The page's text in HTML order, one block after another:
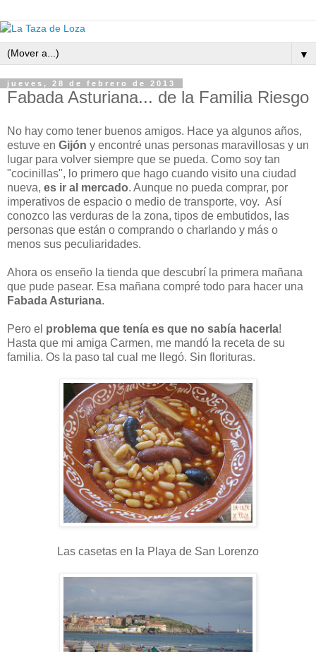
▼
jueves, 28 de febrero de 2013
Fabada Asturiana... de la Familia Riesgo
No hay como tener buenos amigos. Hace ya algunos años,
estuve en Gijón y encontré unas personas maravillosas y un
lugar para volver siempre que se pueda. Como soy tan
"cocinillas", lo primero que hago cuando visito una ciudad
nueva, es ir al mercado. Aunque no pueda comprar, por
imperativos de espacio o medio de transporte, voy. Así
conozco las verduras de la zona, tipos de embutidos, las
personas que están o comprando o charlando y más o
menos sus peculiaridades.
Ahora os enseño la tienda que descubrí la primera mañana
que pude pasear. Esa mañana compré todo para hacer una
Fabada Asturiana.
Pero el problema que tenía es que no sabía hacerla!
Hasta que mi amiga Carmen, me mandó la receta de su
familia. Os la paso tal cual me llegó. Sin florituras.
Las casetas en la Playa de San Lorenzo